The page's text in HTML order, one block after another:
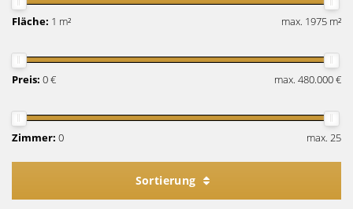
Fläche: 1 m² max. 1975 m²
Preis: 0 € max. 480.000 €
Zimmer: 0 max. 25
Sortierung